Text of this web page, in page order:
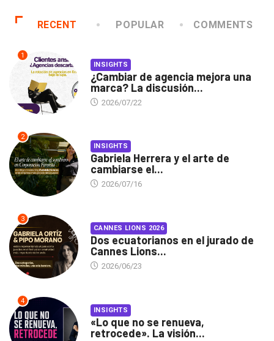
RECENT POPULAR COMMENTS
1
INSIGHTS
¿Cambiar de agencia mejora una
marca? La discusión...
2026/07/22
2
INSIGHTS
Gabriela Herrera y el arte de
cambiarse el...
2026/07/16
3
CANNES LIONS 2026
Dos ecuatorianos en el jurado de
Cannes Lions...
2026/06/23
4
INSIGHTS
«Lo que no se renueva,
retrocede». La visión...